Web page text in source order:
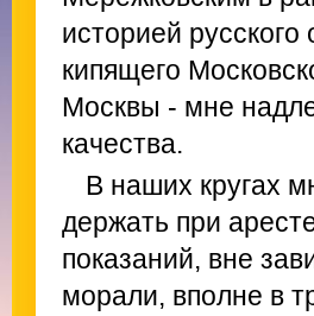
историей
кипящего
Москвы - мне
качества.
В наших кругах
держать при
показаний, вне
морали, вполне в